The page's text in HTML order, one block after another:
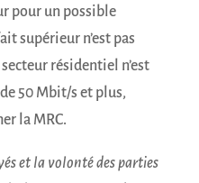
pour un possible
supérieur n’est pas
résidentiel n’est
50 Mbit/s et plus,
la MRC.
et la volonté des parties